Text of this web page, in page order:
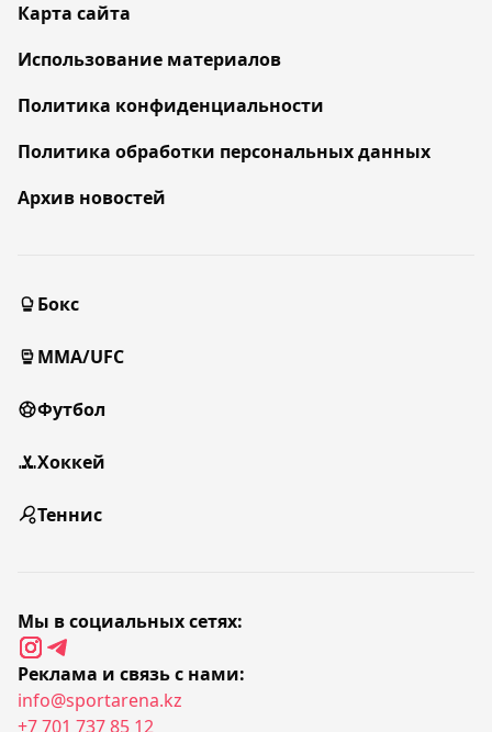
Карта сайта
Использование материалов
Политика конфиденциальности
Политика обработки персональных данных
Архив новостей
Бокс
MMA/UFC
Футбол
Хоккей
Теннис
Мы в социальных сетях:
Реклама и связь с нами:
info@sportarena.kz
+7 701 737 85 12